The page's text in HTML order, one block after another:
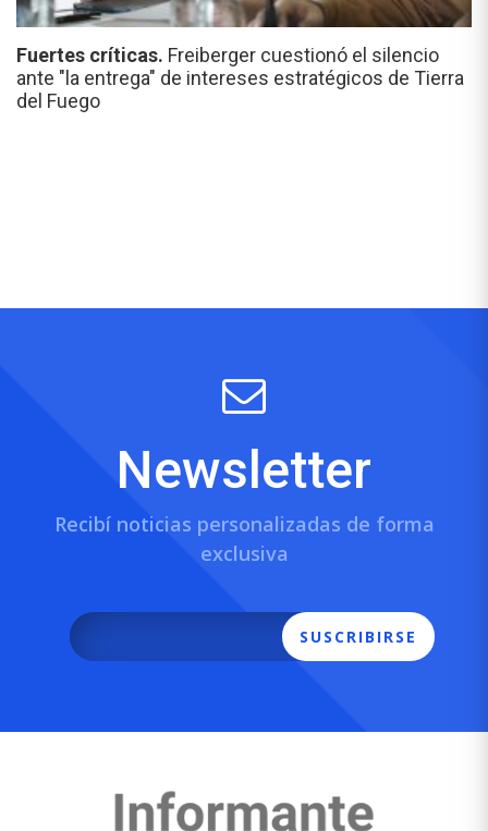
Fuertes críticas. Freiberger cuestionó el silencio
ante "la entrega" de intereses estratégicos de Tierra
del Fuego
Newsletter
Recibí noticias personalizadas de forma
exclusiva
SUSCRIBIRSE